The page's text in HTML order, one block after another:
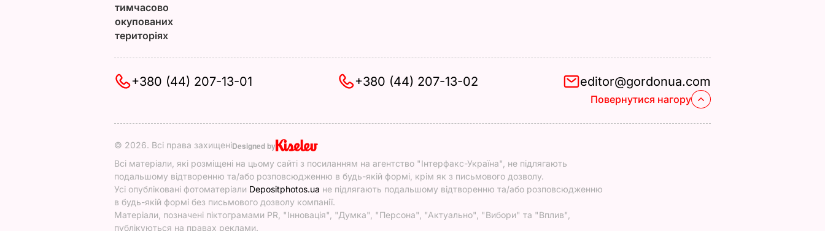
тимчасово
окупованих
територіях
+380 (44) 207-13-01 +380 (44) 207-13-02 editor@gordonua.com
Повернутися нагору
© 2026. Всі права захищеніDesigned by
Всі матеріали, які розміщені на цьому сайті з посиланням на агентство "Інтерфакс-Україна", не підлягають
подальшому відтворенню та/або розповсюдженню в будь-якій формі, крім як з письмового дозволу.
Усі опубліковані фотоматеріали Depositphotos.ua не підлягають подальшому відтворенню та/або розповсюдженню
в будь-якій формі без письмового дозволу компанії.
Матеріали, позначені піктограмами PR, "Інновація", "Думка", "Персона", "Актуально", "Вибори" та "Вплив",
публікуються на правах реклами.